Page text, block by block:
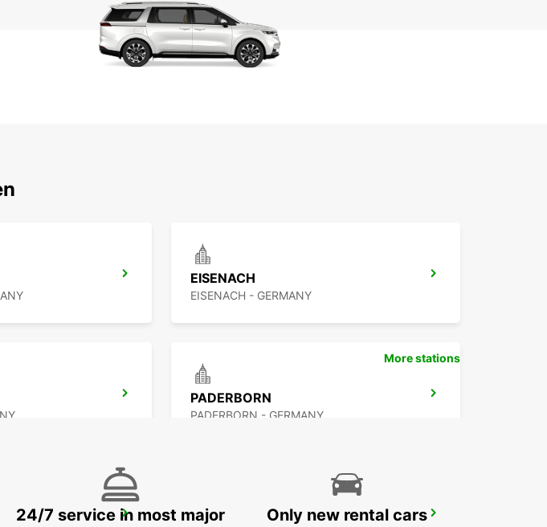
EISENACH
EISENACH - GERMANY
PADERBORN
PADERBORN - GERMANY
BRAUNSCHWEIG
More stations
24/7 service in most major
Only new rental cars